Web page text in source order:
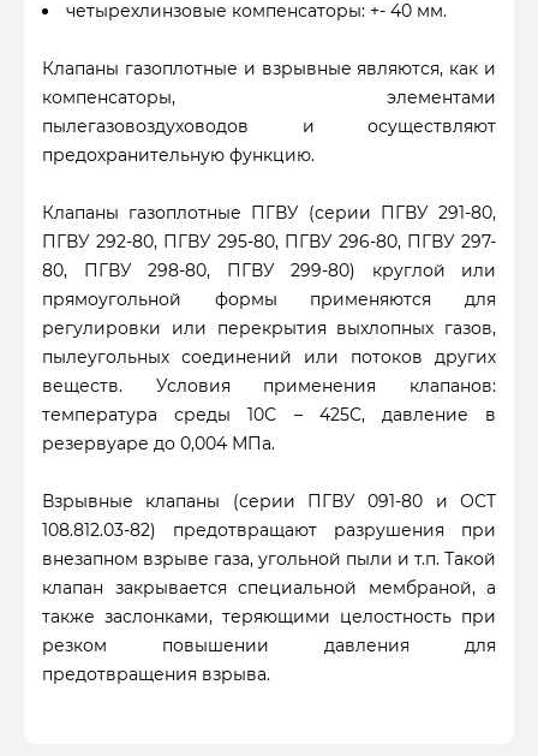
четырехлинзовые компенсаторы: +- 40 мм.
Клапаны газоплотные и взрывные являются, как и
компенсаторы, элементами
пылегазовоздуховодов и осуществляют
предохранительную функцию.
Клапаны газоплотные ПГВУ (серии ПГВУ 291-80,
ПГВУ 292-80, ПГВУ 295-80, ПГВУ 296-80, ПГВУ 297-
80, ПГВУ 298-80, ПГВУ 299-80) круглой или
прямоугольной формы применяются для
регулировки или перекрытия выхлопных газов,
пылеугольных соединений или потоков других
веществ. Условия применения клапанов:
температура среды 10С – 425С, давление в
резервуаре до 0,004 МПа.
Взрывные клапаны (серии ПГВУ 091-80 и ОСТ
108.812.03-82) предотвращают разрушения при
внезапном взрыве газа, угольной пыли и т.п. Такой
клапан закрывается специальной мембраной, а
также заслонками, теряющими целостность при
резком повышении давления для
предотвращения взрыва.